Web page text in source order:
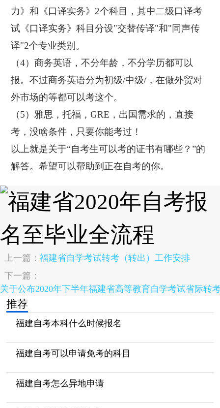
力》和《口译实务》2个科目，其中二级口译考
试《口译实务》科目分设"交替传译"和"同声传
译"2个专业类别。
（4）商务英语，不分年龄，不分学历都可以
报。不过商务英语分为初级/中级/，在做外贸对
外市场的等都可以考这个。
（5）雅思，托福，GRE，出国需求的，直接
考，没啥条件，只要你能考过！
以上就是关于“自考生可以考的证书有哪些？”的
解答。希望可以帮助到正在自考的你。
上一篇：福建省自学考试转考（转出）工作安排
下一篇：
关于公布2020年下半年福建省高等教育自学考试省际转
推荐
福建自考本科什么时候报名
福建自考可以申请免考的科目
福建自考怎么异地申请